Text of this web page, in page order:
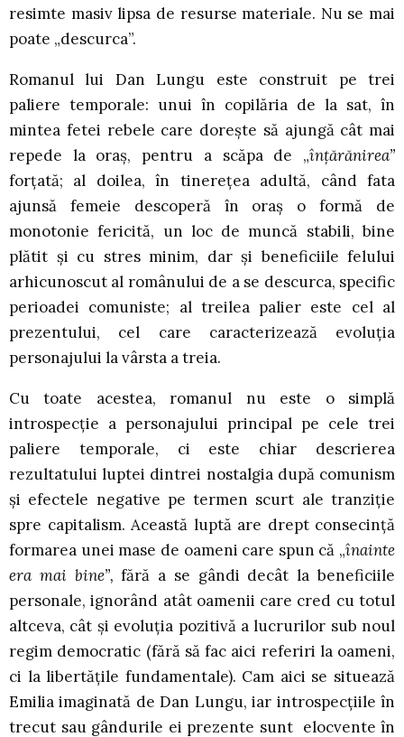
resimte masiv lipsa de resurse materiale. Nu se mai
poate „descurca”.
Romanul lui Dan Lungu este construit pe trei
paliere temporale: unui în copilăria de la sat, în
mintea fetei rebele care doreşte să ajungă cât mai
repede la oraş, pentru a scăpa de „înţărănirea”
forţată; al doilea, în tinereţea adultă, când fata
ajunsă femeie descoperă în oraş o formă de
monotonie fericită, un loc de muncă stabili, bine
plătit şi cu stres minim, dar şi beneficiile felului
arhicunoscut al românului de a se descurca, specific
perioadei comuniste; al treilea palier este cel al
prezentului, cel care caracterizează evoluţia
personajului la vârsta a treia.
Cu toate acestea, romanul nu este o simplă
introspecţie a personajului principal pe cele trei
paliere temporale, ci este chiar descrierea
rezultatului luptei dintrei nostalgia după comunism
şi efectele negative pe termen scurt ale tranziţie
spre capitalism. Această luptă are drept consecinţă
formarea unei mase de oameni care spun că „înainte
era mai bine”,fără a se gândi decât la beneficiile
personale, ignorând atât oamenii care cred cu totul
altceva, cât şi evoluţia pozitivă a lucrurilor sub noul
regim democratic (fără să fac aici referiri la oameni,
ci la libertăţile fundamentale). Cam aici se situează
Emilia imaginată de Dan Lungu, iar introspecţiile în
trecut sau gândurile ei prezente sunt elocvente în